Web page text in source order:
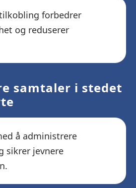
forbedrer
og reduserer
samtaler i stedet
å administrere
sikrer jevnere